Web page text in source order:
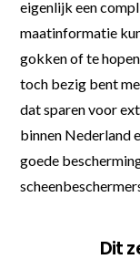
eigenlijk een
maatinformatie
gokken of te
toch bezig bent
dat sparen voor
binnen Nederland
goede
Dit